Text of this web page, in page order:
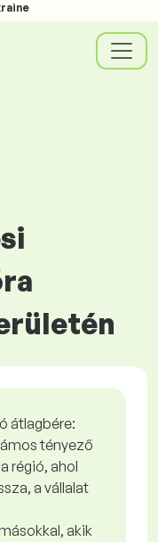
átlagbére:
tényező
régió, ahol
a vállalat
akik